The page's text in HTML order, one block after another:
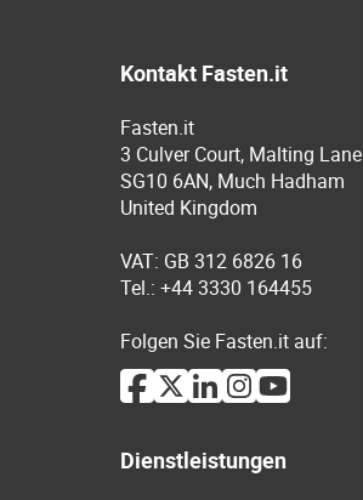
Kontakt Fasten.it
Fasten.it
3 Culver Court, Malting Lane
SG10 6AN, Much Hadham
United Kingdom
VAT: GB 312 6826 16
Tel.: +44 3330 164455
Folgen Sie Fasten.it auf:
Dienstleistungen